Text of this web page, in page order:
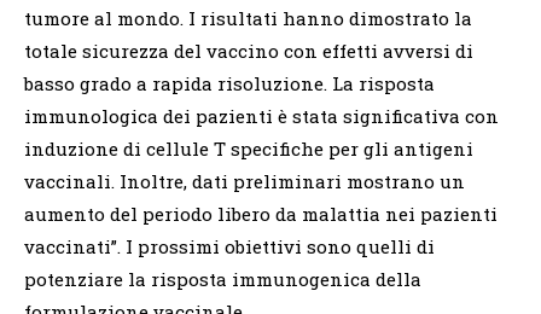
tumore al mondo. I risultati hanno dimostrato la
totale sicurezza del vaccino con effetti avversi di
basso grado a rapida risoluzione. La risposta
immunologica dei pazienti è stata significativa con
induzione di cellule T specifiche per gli antigeni
vaccinali. Inoltre, dati preliminari mostrano un
aumento del periodo libero da malattia nei pazienti
vaccinati”. I prossimi obiettivi sono quelli di
potenziare la risposta immunogenica della